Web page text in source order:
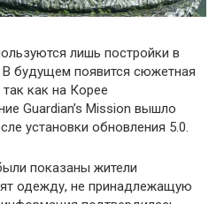
лишь постройки в
будущем появится сюжетная
как на Корее
Guardian’s Mission вышло
установки обновления 5.0.
показаны жители
одежду, не принадлежащую